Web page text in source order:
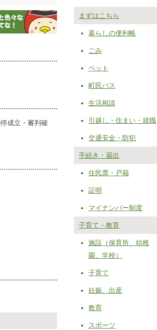
成立・審判確
まずはこちら
暮らしの便利帳
ごみ
ペット
町民バス
生活相談
引越し・住まい・就職
交通安全・防犯
手続き・届出
住民票・戸籍
証明
マイナンバー制度
子育て・教育
施設（保育所、幼稚
園、学校）
子育て
妊娠、出産
教育
スポーツ